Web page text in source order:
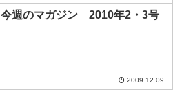
今週のマガジン 2010年2・3号
2009.12.09